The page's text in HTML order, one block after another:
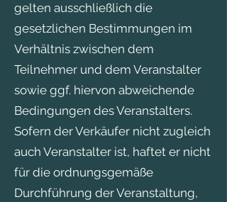
gelten ausschließlich die
gesetzlichen Bestimmungen im
Verhältnis zwischen dem
Teilnehmer und dem Veranstalter
sowie ggf. hiervon abweichende
Bedingungen des Veranstalters.
Sofern der Verkäufer nicht zugleich
auch Veranstalter ist, haftet er nicht
für die ordnungsgemäße
Durchführung der Veranstaltung,